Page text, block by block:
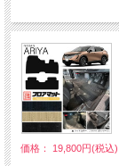
価格： 19,800円(税込)